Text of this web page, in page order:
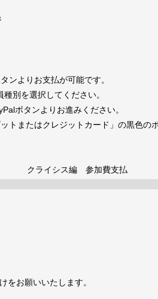
ンよりお支払が可能です。
別を選択してください。
ボタンよりお進みください。
たはクレジットカード」の黒色のボ
クライシス編 参加費支払
をお願いいたします。